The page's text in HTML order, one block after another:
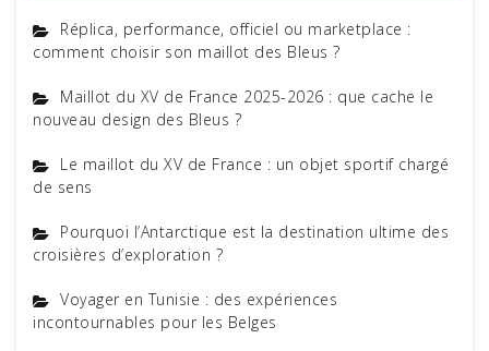
Réplica, performance, officiel ou marketplace :
comment choisir son maillot des Bleus ?
Maillot du XV de France 2025-2026 : que cache le
nouveau design des Bleus ?
Le maillot du XV de France : un objet sportif chargé
de sens
Pourquoi l’Antarctique est la destination ultime des
croisières d’exploration ?
Voyager en Tunisie : des expériences
incontournables pour les Belges